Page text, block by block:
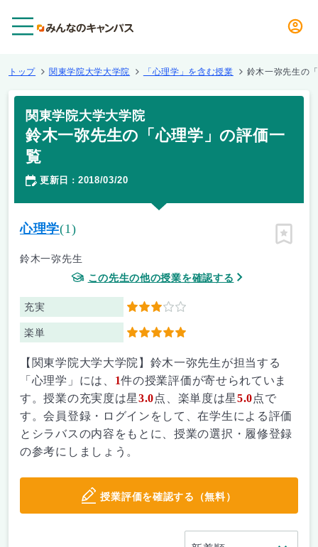
トップ 関東学院大学大学院 「心理学」を含む授業 鈴木一弥先生の
関東学院大学大学院
鈴木一弥先生の「心理学」の評価一
覧
更新日 ： 2018/03/20
心理学(1)
鈴木一弥先生
この先生の他の授業を確認する
充実 3
楽単 5
ピン留
【関東学院大学大学院】鈴木一弥先生が担当する
「心理学」には、 1件の授業評価が寄せられていま
す。授業の充実度は星3.0点、楽単度は星5.0点で
す。会員登録・ログインをして、在学生による評価
とシラバスの内容をもとに、授業の選択・履修登録
の参考にしましょう。
授業評価を確認する（無料）